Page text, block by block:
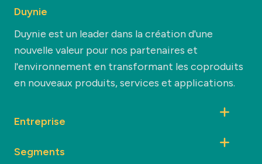
Duynie
Duynie est un leader dans la création d'une
nouvelle valeur pour nos partenaires et
l'environnement en transformant les coproduits
en nouveaux produits, services et applications.
Entreprise
Segments